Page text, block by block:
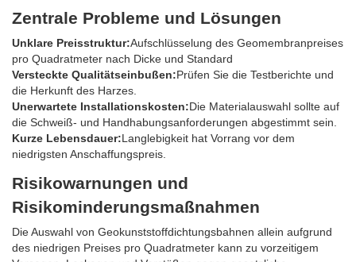
Zentrale Probleme und Lösungen
Unklare Preisstruktur:Aufschlüsselung des Geomembranpreises
pro Quadratmeter nach Dicke und Standard
Versteckte Qualitätseinbußen:Prüfen Sie die Testberichte und
die Herkunft des Harzes.
Unerwartete Installationskosten:Die Materialauswahl sollte auf
die Schweiß- und Handhabungsanforderungen abgestimmt sein.
Kurze Lebensdauer:Langlebigkeit hat Vorrang vor dem
niedrigsten Anschaffungspreis.
Risikowarnungen und
Risikominderungsmaßnahmen
Die Auswahl von Geokunststoffdichtungsbahnen allein aufgrund
des niedrigen Preises pro Quadratmeter kann zu vorzeitigem